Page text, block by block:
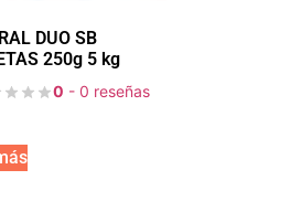
DUO SB
250g 5 kg
0 - 0 reseñas